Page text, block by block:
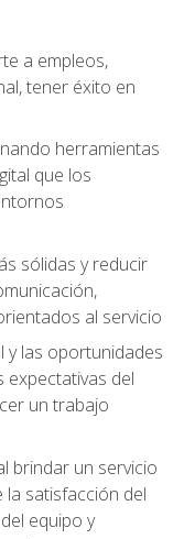
a empleos,
tener éxito en
herramientas
que los
sólidas y reducir
al servicio
y las oportunidades
expectativas del
un trabajo
brindar un servicio
la satisfacción del
equipo y